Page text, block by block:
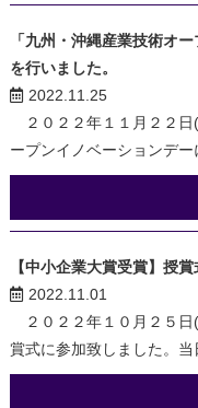
「九州・沖縄産業技術オ
を行いました。
2022.11.25
２０２２年１１月２２日
ープンイノベーションデ
【中小企業大賞受賞】授賞
2022.11.01
２０２２年１０月２５日
賞式に参加致しました。